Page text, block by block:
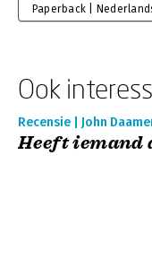
Paperback |
Ook
Recensie | John
Heeft iemand